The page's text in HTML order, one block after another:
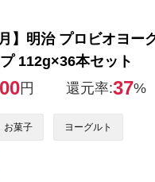
】明治 プロビオヨー
112g×36本セット
円 還元率:37%
お菓子 ヨーグルト